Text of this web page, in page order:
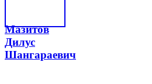
Мазитов
Дилус
Шангараевич